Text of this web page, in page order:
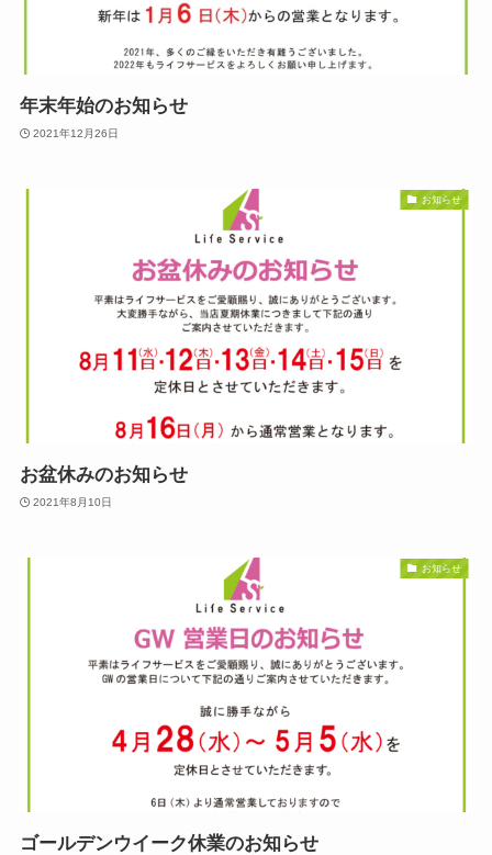
年末年始のお知らせ
2021年12月26日
お知らせ
お盆休みのお知らせ
2021年8月10日
お知らせ
ゴールデンウイーク休業のお知らせ